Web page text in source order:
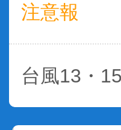
注意報
台風13・